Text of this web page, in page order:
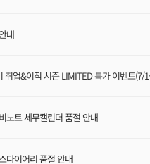
내
취업&이직 시즌 LIMITED 특가 이벤트(7/
노트 세무캘린더 품절 안내
다이어리 품절 안내